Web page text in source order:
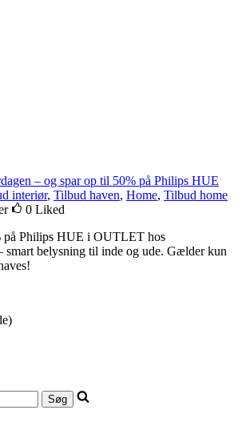
– og spar op til 50% på Philips HUE
interiør, Tilbud haven, Home, Tilbud home
0 Liked
på Philips HUE i OUTLET hos
smart belysning til inde og ude. Gælder kun